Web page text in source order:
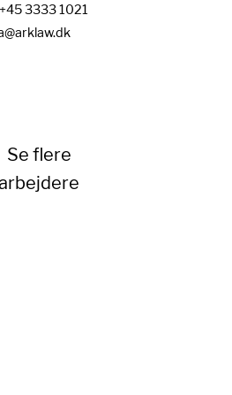
+45 3333 1021
Se flere